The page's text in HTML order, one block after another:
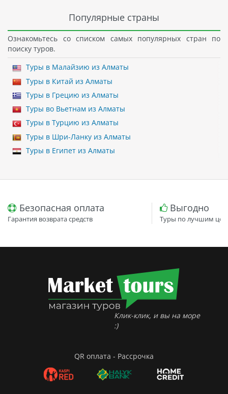
Популярные страны
Ознакомьтесь со списком самых популярных стран по
поиску туров.
Туры в Малайзию из Алматы
Туры в Китай из Алматы
Туры в Грецию из Алматы
Туры во Вьетнам из Алматы
Туры в Турцию из Алматы
Туры в Шри-Ланку из Алматы
Туры в Египет из Алматы
Безопасная оплата
Гарантия возврата средств
Выгодно
Туры по лучшим
Клик-клик, и вы на море
:)
QR оплата - Рассрочка